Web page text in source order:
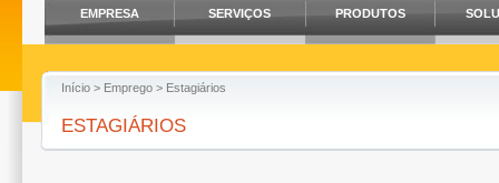
EMPRESA SERVIÇOS PRODUTOS
Início > Emprego > Estagiários
ESTAGIÁRIOS